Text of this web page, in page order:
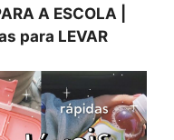
A ESCOLA |
para LEVAR